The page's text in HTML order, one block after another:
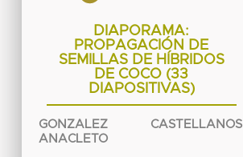
DIAPORAMA:
PROPAGACIÓN DE
SEMILLAS DE HÍBRIDOS
DE COCO (33
DIAPOSITIVAS)
GONZALEZ CASTELLANOS
ANACLETO